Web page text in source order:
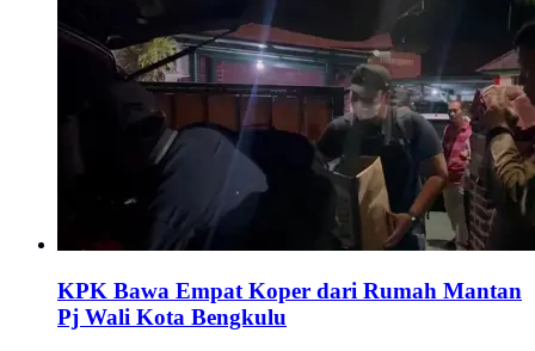
KPK Bawa Empat Koper dari Rumah Mantan
Pj Wali Kota Bengkulu